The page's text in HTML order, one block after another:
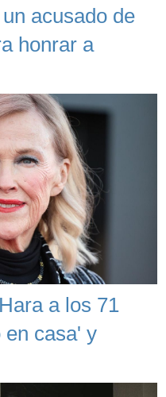
acusado de
honrar a
a los 71
en casa' y